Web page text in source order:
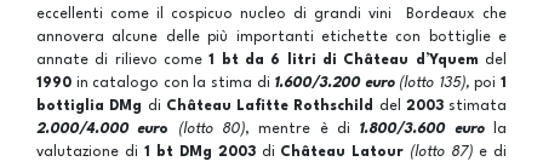
eccellenti come il cospicuo nucleo di grandi vini Bordeaux che
annovera alcune delle più importanti etichette con bottiglie e
annate di rilievo come1 bt da 6 litri di Château d’Yquem del
1990 in catalogo con la stima di 1.600/3.200 euro (lotto 135),poi1
bottiglia DMg di Château Lafitte Rothschild del 2003 stimata
2.000/4.000 euro (lotto 80), mentre è di 1.800/3.600 euro
la
valutazione di 1 bt DMg 2003 di Château Latour (lotto 87) e di